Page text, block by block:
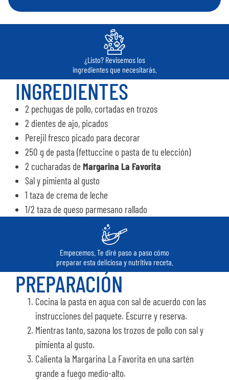
¿Listo? Revisemos los
ingredientes que necesitarás.
INGREDIENTES
2 pechugas de pollo, cortadas en trozos
2 dientes de ajo, picados
Perejil fresco picado para decorar
250 g de pasta (fettuccine o pasta de tu elección)
2 cucharadas de Margarina La Favorita
Sal y pimienta al gusto
1 taza de crema de leche
1/2 taza de queso parmesano rallado
Empecemos. Te diré paso a paso cómo
preparar esta deliciosa y nutritiva receta.
PREPARACIÓN
Cocina la pasta en agua con sal de acuerdo con las
instrucciones del paquete. Escurre y reserva.
Mientras tanto, sazona los trozos de pollo con sal y
pimienta al gusto.
Calienta la Margarina La Favorita en una sartén
grande a fuego medio-alto.